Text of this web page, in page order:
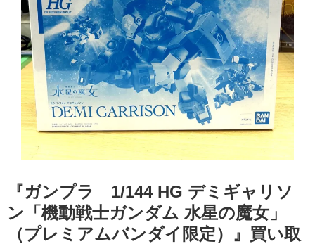
『ガンプラ 1/144 ​HG ​デミギャリソ
ン「機動戦士ガンダム ​水星の魔女」
（プレミアムバンダイ限定）』買い取